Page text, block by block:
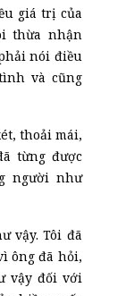
giá trị của
thừa nhận
nói điều
và cũng
thoải mái,
từng được
người như
vậy. Tôi đã
ông đã hỏi,
vậy đối với